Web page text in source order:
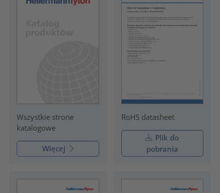
Wszystkie strone
katalogowe
Więcej
RoHS datasheet
Plik do
pobrania